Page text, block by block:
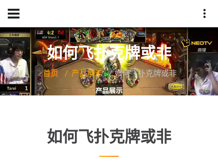
如何飞扑克牌或非
首页 产品展示 如何飞扑克牌或非
如何飞扑克牌或非